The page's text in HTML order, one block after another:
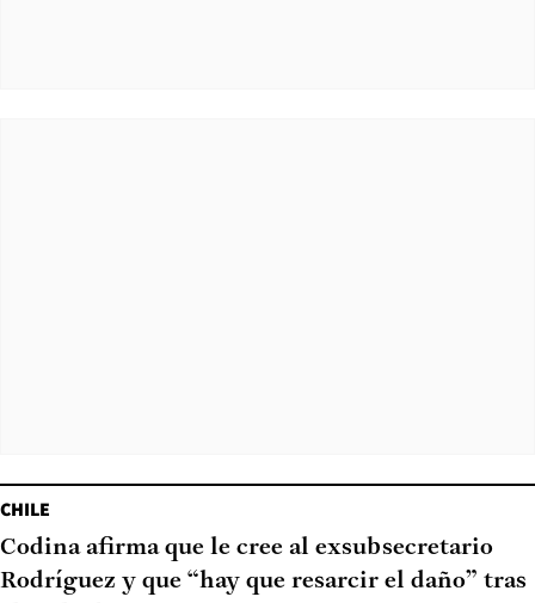
CHILE
Codina afirma que le cree al exsubsecretario
Rodríguez y que “hay que resarcir el daño” tras